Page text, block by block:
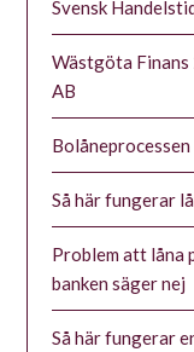
Svensk
Wästgöta
AB
Så här fungerar
Problem att låna
banken säger nej
Så här fungerar